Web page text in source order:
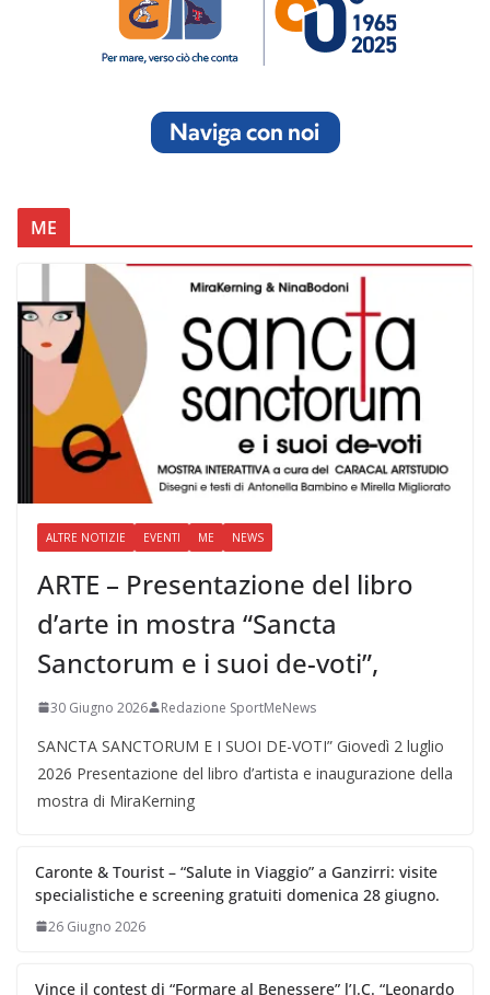
ME
ALTRE NOTIZIE EVENTI ME NEWS
ARTE – Presentazione del libro
d’arte in mostra “Sancta
Sanctorum e i suoi de-voti”,
30 Giugno 2026 Redazione SportMeNews
SANCTA SANCTORUM E I SUOI DE-VOTI” Giovedì 2 luglio
2026 Presentazione del libro d’artista e inaugurazione della
mostra di MiraKerning
Caronte & Tourist – “Salute in Viaggio” a Ganzirri: visite
specialistiche e screening gratuiti domenica 28 giugno.
26 Giugno 2026
Vince il contest di “Formare al Benessere” l’I.C. “Leonardo